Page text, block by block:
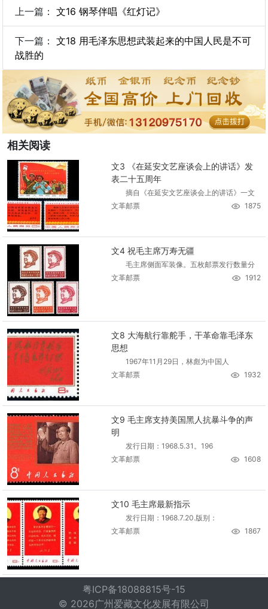
上一篇： 文16 钢琴伴唱《红灯记》
下一篇： 文18 用毛泽东思想武装起来的中国人民是不可
战胜的
相关阅读
文3 《在延安文艺座谈会上的讲话》发
表二十五周年
摘自《在延安文艺座谈会上的讲话》一文
文革邮票
1875
文4 祝毛主席万寿无疆
毛主席侧面军装像。五枚邮票发行数量分
文革邮票
1912
文8 大海航行靠舵手，干革命靠毛泽东
思想
1967年11月29日，林彪为中国人
文革邮票
1932
文9 毛主席支持美国黑人抗暴斗争的声
明
发行日期：1968.5.31。196
文革邮票
1608
文10 毛主席最新指示
发行日期：1968.7.20.版别：
文革邮票
1867
粤ICP备18088815号-15
© 2026广州爱藏文化发展有限公司